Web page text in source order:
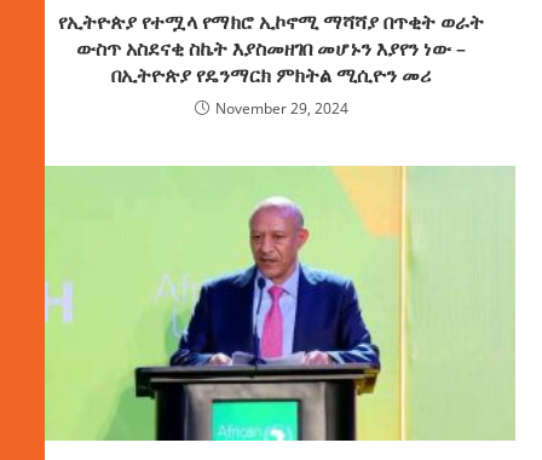
የኢትዮጵያ የተሟላ የማክሮ ኢኮኖሚ ማሻሻያ በጥቂት ወራት
ውስጥ አስደናቂ ስኬት እያስመዘገበ መሆኑን እያየን ነው –
በኢትዮጵያ የዴንማርክ ምክትል ሚሲዮን መሪ
November 29, 2024